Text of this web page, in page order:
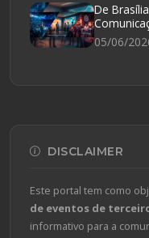
De
05/06/
DISCLAIMER
Este portal tem como
de eventos de
informativo para a